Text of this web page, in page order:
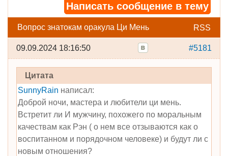
Написать сообщение в тему
RSS
Вопрос знатокам оракула Ци Мень
#5181
09.09.2024 18:16:50
Цитата
SunnyRain написал:
Доброй ночи, мастера и любители ци мень.
Встретит ли И мужчину, похожего по моральным
качествам как Рэн ( о нем все отзываются как о
воспитанном и порядочном человеке) и будут ли с
новым отношения?